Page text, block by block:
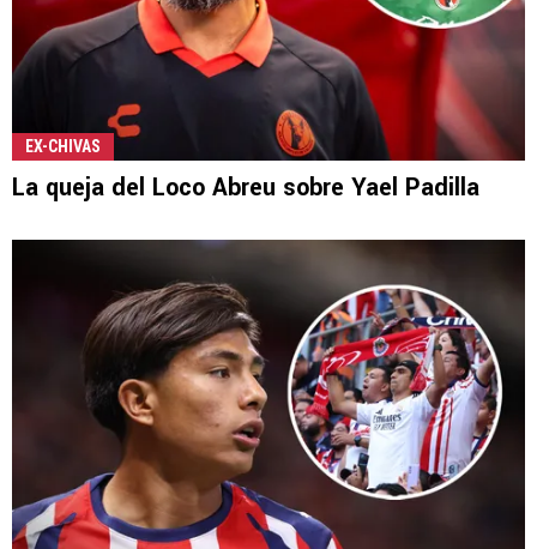
EX-CHIVAS
La queja del Loco Abreu sobre Yael Padilla